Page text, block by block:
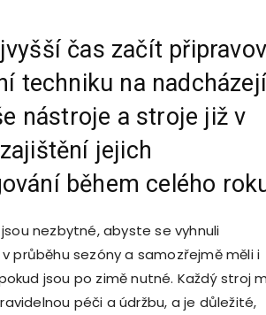
čas začít
techniku na
nástroje a stroje již v
jejich
během celého
nezbytné, abyste se vyhnuli
průběhu sezóny a samozřejmě měli i
jsou po zimě nutné. Každý stroj
péči a údržbu, a je důležité,